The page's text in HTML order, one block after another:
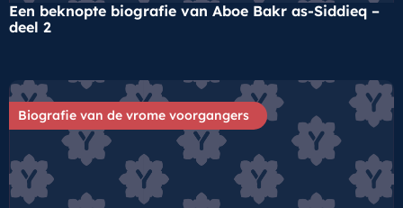
Een beknopte biografie van Aboe Bakr as-Siddieq –
deel 2
Biografie van de vrome voorgangers